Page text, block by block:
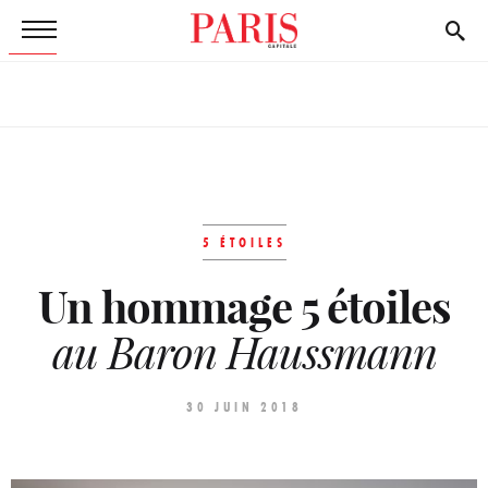
5 ÉTOILES
Un hommage 5 étoiles
au Baron Haussmann
30 JUIN 2018